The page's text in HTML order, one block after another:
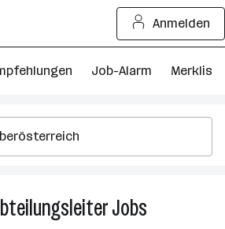
Anmelden
Job-Alarm Merkliste
Jobs